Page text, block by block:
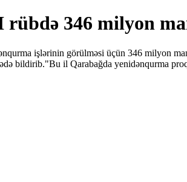
346 milyon
işlərinin görülməsi üçün 346 milyon
il Qarabağda yenidənqurma